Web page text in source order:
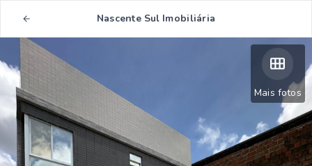
Nascente Sul Imobiliária
Mais fotos